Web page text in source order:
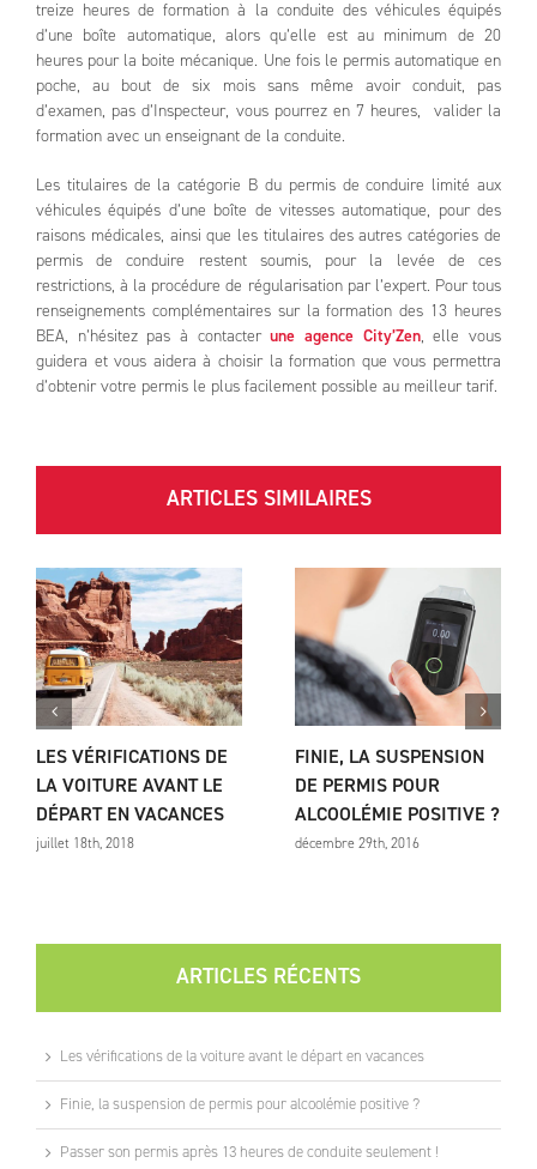
treize heures de formation à la conduite des véhicules équipés
d’une boîte automatique, alors qu’elle est au minimum de 20
heures pour la boite mécanique. Une fois le permis automatique en
poche, au bout de six mois sans même avoir conduit, pas
d’examen, pas d’Inspecteur, vous pourrez en 7 heures, valider la
formation avec un enseignant de la conduite.
Les titulaires de la catégorie B du permis de conduire limité aux
véhicules équipés d’une boîte de vitesses automatique, pour des
raisons médicales, ainsi que les titulaires des autres catégories de
permis de conduire restent soumis, pour la levée de ces
restrictions, à la procédure de régularisation par l’expert. Pour tous
renseignements complémentaires sur la formation des 13 heures
BEA, n’hésitez pas à contacterune agence City’Zen, elle vous
guidera et vous aidera à choisir la formation que vous permettra
d’obtenir votre permis le plus facilement possible au meilleur tarif.
ARTICLES SIMILAIRES
LES VÉRIFICATIONS DE
LA VOITURE AVANT LE
DÉPART EN VACANCES
juillet 18th, 2018
FINIE, LA SUSPENSION
DE PERMIS POUR
ALCOOLÉMIE POSITIVE ?
décembre 29th, 2016
ARTICLES RÉCENTS
Les vérifications de la voiture avant le départ en vacances
Finie, la suspension de permis pour alcoolémie positive ?
Passer son permis après 13 heures de conduite seulement !